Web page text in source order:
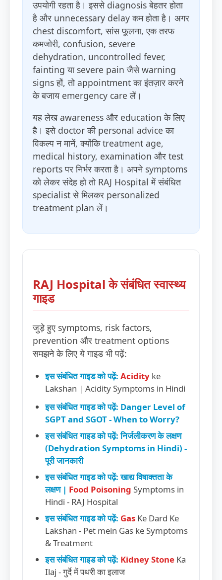
उपयोगी रहता है। इससे diagnosis बेहतर होता
है और unnecessary delay कम होता है। अगर
chest discomfort, सांस फूलना, एक तरफ
कमजोरी, confusion, severe
dehydration, uncontrolled fever,
fainting या severe pain जैसे warning
signs हों, तो appointment का इंतज़ार करने
के बजाय emergency care लें।
यह लेख awareness और education के लिए
है। इसे doctor की personal advice का
विकल्प न मानें, क्योंकि treatment age,
medical history, examination और test
reports पर निर्भर करता है। अपने symptoms
को लेकर संदेह हो तो RAJ Hospital में संबंधित
specialist से मिलकर personalized
treatment plan लें।
RAJ Hospital के संबंधित स्वास्थ्य
गाइड
जुड़े हुए symptoms, risk factors,
prevention और treatment options
समझने के लिए ये गाइड भी पढ़ें:
इस संबंधित गाइड को पढ़ें: Acidity ke
Lakshan | Acidity Symptoms in Hindi
इस संबंधित गाइड को पढ़ें: Danger Level of
SGPT and SGOT - When to Worry?
इस संबंधित गाइड को पढ़ें: निर्जलीकरण के लक्षण
(Dehydration Symptoms in Hindi) -
पूरी जानकारी
इस संबंधित गाइड को पढ़ें: खाद्य विषाक्तता के
लक्षण | Food Poisoning Symptoms in
Hindi - RAJ Hospital
इस संबंधित गाइड को पढ़ें: Gas Ke Dard Ke
Lakshan - Pet mein Gas ke Symptoms
& Treatment
इस संबंधित गाइड को पढ़ें: Kidney Stone Ka
Ilaj - गुर्दे में पथरी का इलाज